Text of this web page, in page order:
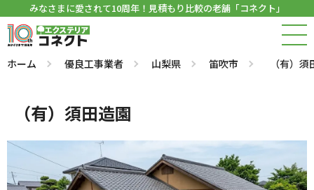
みなさまに愛されて10周年！見積もり比較の老舗「コネクト」
ホーム 優良工事業者 山梨県 笛吹市 （有）
（有）須田造園